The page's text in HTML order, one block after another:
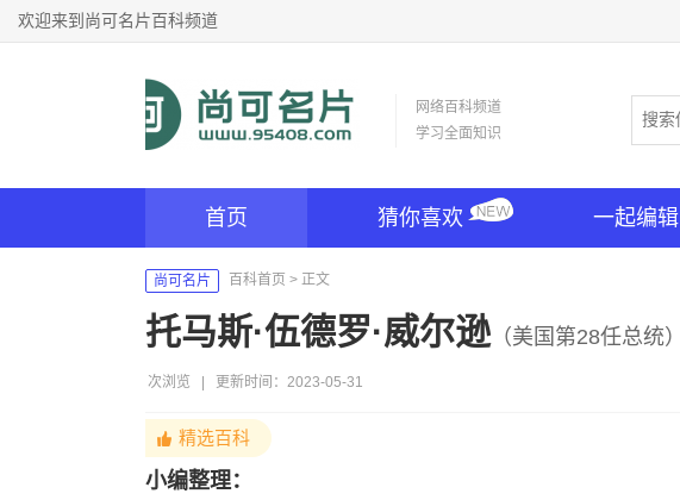
欢迎来到尚可名片百科频道
网络百科频道
学习全面知识
首页 猜你喜欢 一起编辑
尚可名片 百科首页 > 正文
托马斯·伍德罗·威尔逊（美国第28任总统）
次浏览 更新时间：2023-05-31
精选百科
小编整理：